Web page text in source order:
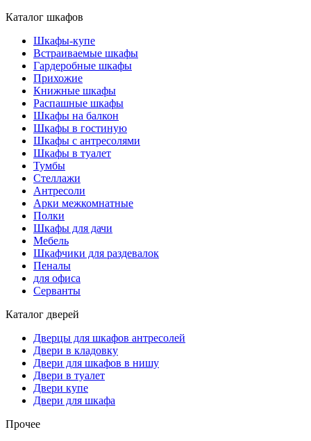
Каталог шкафов
Шкафы-купе
Встраиваемые шкафы
Гардеробные шкафы
Прихожие
Книжные шкафы
Распашные шкафы
Шкафы на балкон
Шкафы в гостиную
Шкафы с антресолями
Шкафы в туалет
Тумбы
Стеллажи
Антресоли
Арки межкомнатные
Полки
Шкафы для дачи
Мебель
Шкафчики для раздевалок
Пеналы
для офиса
Серванты
Каталог дверей
Дверцы для шкафов антресолей
Двери в кладовку
Двери для шкафов в нишу
Двери в туалет
Двери купе
Двери для шкафа
Прочее